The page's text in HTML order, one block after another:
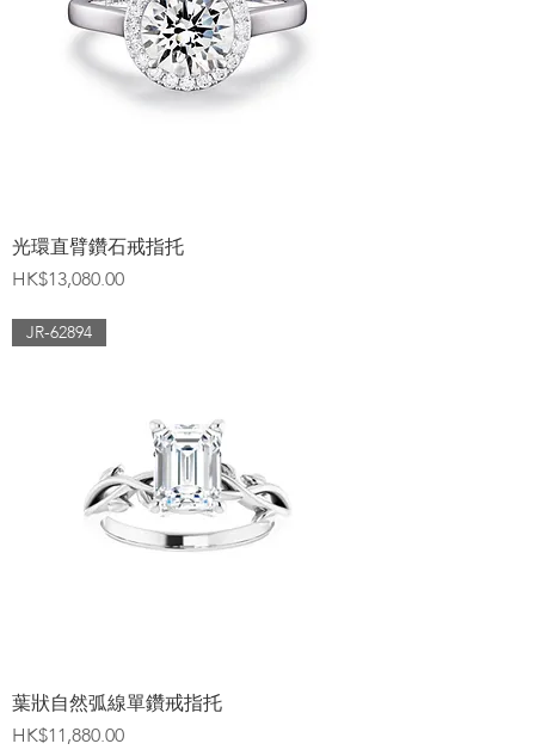
光環直臂鑽石戒指托
價格
HK$13,080.00
JR-62894
葉狀自然弧線單鑽戒指托
價格
HK$11,880.00